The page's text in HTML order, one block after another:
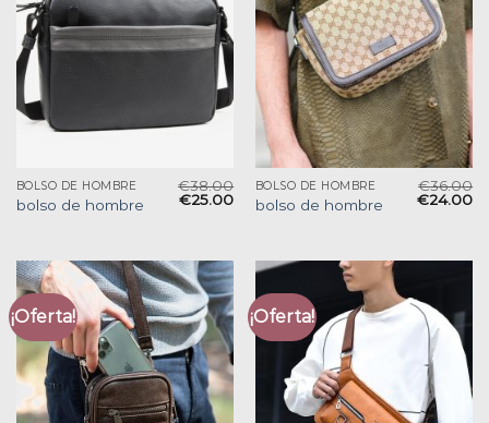
BOLSO DE HOMBRE
bolso de hombre
€38.00
€25.00
BOLSO DE HOMBRE
bolso de hombre
€36.00
€24.00
¡Oferta! ¡Oferta!